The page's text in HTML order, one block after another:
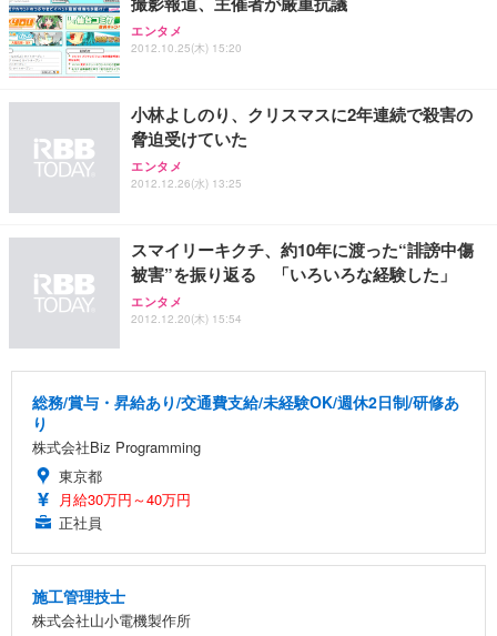
エンタメ
2012.10.25(木) 15:20
小林よしのり、クリスマスに2年連続で殺害の
脅迫受けていた
エンタメ
2012.12.26(水) 13:25
スマイリーキクチ、約10年に渡った“誹謗中傷
被害”を振り返る 「いろいろな経験した」
エンタメ
2012.12.20(木) 15:54
総務/賞与・昇給あり/交通費支給/未経験OK/週休2日制/研修あ
り
株式会社Biz Programming
東京都
月給30万円～40万円
正社員
施工管理技士
株式会社山小電機製作所